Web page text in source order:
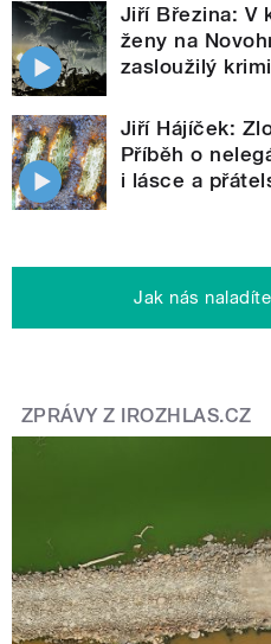
Jiří Březina: V
ženy na
zasloužilý
Jiří Hájíček:
Příběh o
i lásce a
Jak nás
ZPRÁVY Z IROZHLAS.CZ